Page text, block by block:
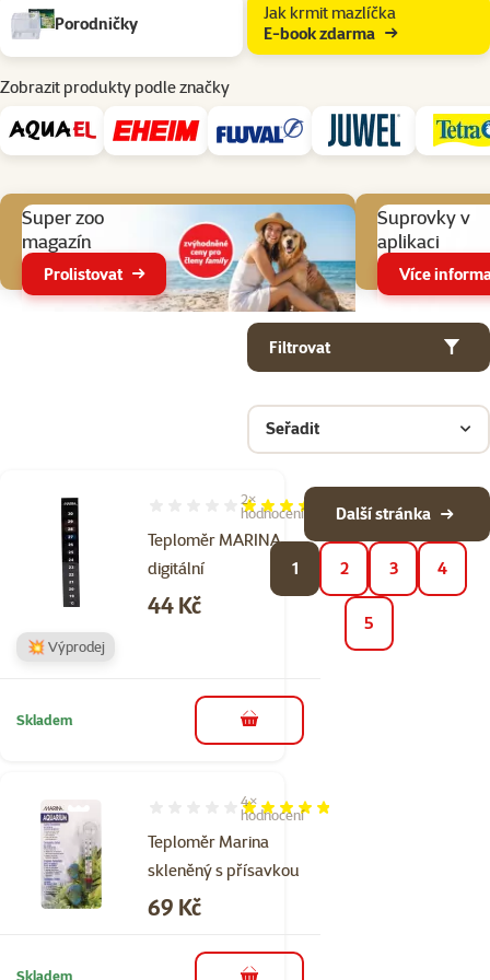
Porodničky
Jak krmit mazlíčka
E-book zdarma
Zobrazit produkty podle značky
Super zoo
magazín
Prolistovat
Suprovky v
aplikaci
Více
Filtrovat
Seřadit
Produkty v kategorii Příslušenství k akváriu
Teploměr MARINA
digitální
Hodnocení 100%, počet hodnocení: 2
2×
hodnocení
Cena
44 Kč
💥 Výprodej
Skladem do košíku
Teploměr Marina
skleněný s přísavkou
Hodnocení 95%, počet hodnocení: 4
4×
hodnocení
Cena
69 Kč
Skladem
1 2 3 4
5
Další stránka